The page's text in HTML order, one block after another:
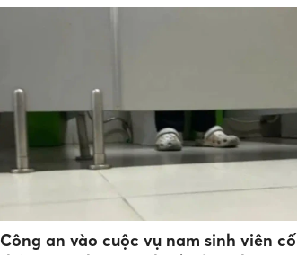
Công an vào cuộc vụ nam sinh viên cố